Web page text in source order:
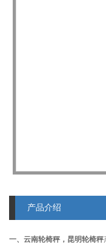
产品介绍
一、云南轮椅秤，昆明轮椅秤